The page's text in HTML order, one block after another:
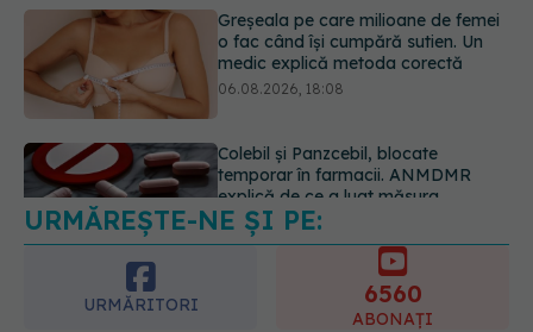
Colebil și Panzcebil, blocate
temporar în farmacii. ANMDMR
explică de ce a luat măsura
Alertă în Europa după un nou caz
de hantavirus Anzi, singura tulpină
care se transmite de la om la om
URMĂREȘTE-NE ȘI PE:
6560
ABONAȚI